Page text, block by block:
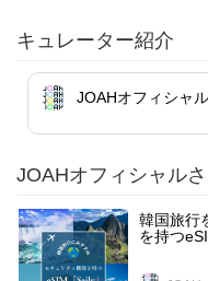
キュレーター紹介
JOAHオフィシャル
JOAHオフィシャル
韓国旅行
を持つ